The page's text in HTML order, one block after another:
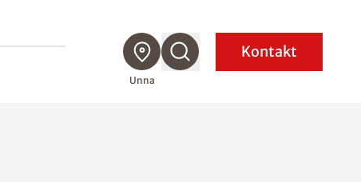
Unna
Kontakt